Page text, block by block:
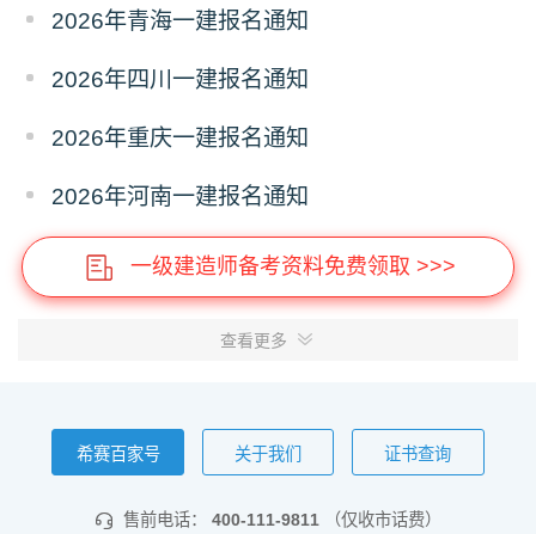
2026年青海一建报名通知
2026年四川一建报名通知
2026年重庆一建报名通知
2026年河南一建报名通知
一级建造师备考资料免费领取 >>>
查看更多
希赛百家号 关于我们 证书查询
售前电话： 400-111-9811 （仅收市话费）